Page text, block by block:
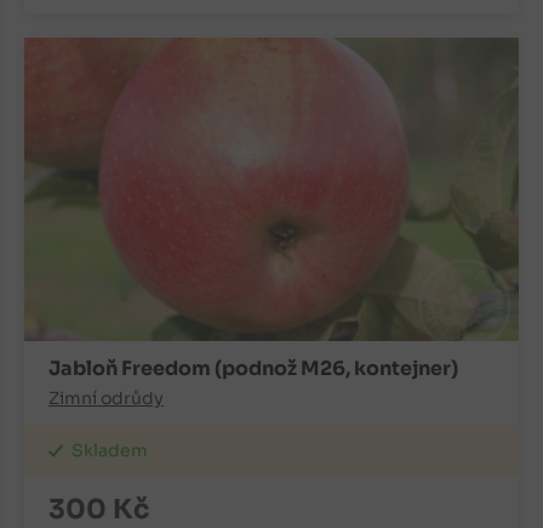
Jabloň Freedom (podnož M26, kontejner)
Zimní odrůdy
Skladem
300 Kč